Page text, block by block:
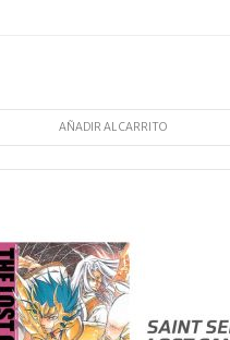
AÑADIR AL CARRITO